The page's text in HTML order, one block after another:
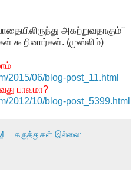
அகற்றுவதாகும்''
கூறினார்கள். (முஸ்லிம்)
2015/06/blog-post_11.html
பாவமா?
2012/10/blog-post_5399.html
கருத்துகள் இல்லை: